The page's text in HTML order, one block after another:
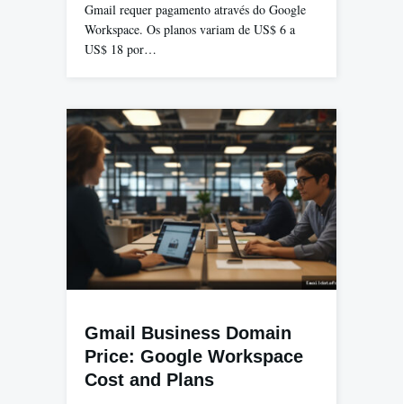
Gmail requer pagamento através do Google
Workspace. Os planos variam de US$ 6 a
US$ 18 por…
Gmail Business Domain
Price: Google Workspace
Cost and Plans